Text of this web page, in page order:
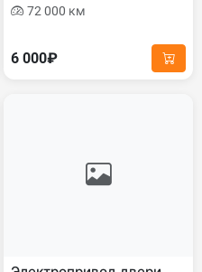
72 000 км
6 000₽